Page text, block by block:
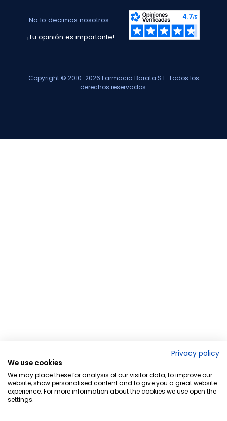
No lo decimos nosotros...
¡Tu opinión es importante!
Copyright © 2010-2026 Farmacia Barata S.L. Todos los
derechos reservados.
Privacy policy
We use cookies
We may place these for analysis of our visitor data, to improve our
website, show personalised content and to give you a great website
experience. For more information about the cookies we use open the
settings.